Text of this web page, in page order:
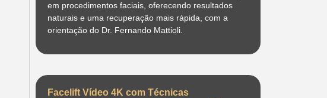
em procedimentos faciais, oferecendo resultados
naturais e uma recuperação mais rápida, com a
orientação do Dr. Fernando Mattioli.
Facelift Vídeo 4K com Técnicas